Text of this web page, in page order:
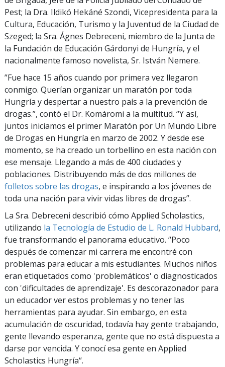
Pest; la Dra. Ildikó Hekáné Szondi, Vicepresidenta para la
Cultura, Educación, Turismo y la Juventud de la Ciudad de
Szeged; la Sra. Ágnes Debreceni, miembro de la Junta de
la Fundación de Educación Gárdonyi de Hungría, y el
nacionalmente famoso novelista, Sr. István Nemere.
”Fue hace 15 años cuando por primera vez llegaron
conmigo. Querían organizar un maratón por toda
Hungría y despertar a nuestro país a la prevención de
drogas.”, contó el Dr. Komáromi a la multitud. “Y así,
juntos iniciamos el primer Maratón por Un Mundo Libre
de Drogas en Hungría en marzo de 2002. Y desde ese
momento, se ha creado un torbellino en esta nación con
ese mensaje. Llegando a más de 400 ciudades y
poblaciones. Distribuyendo más de dos millones de
folletos sobre las drogas, e inspirando a los jóvenes de
toda una nación para vivir vidas libres de drogas”.
La Sra. Debreceni describió cómo Applied Scholastics,
utilizando la Tecnología de Estudio de L. Ronald Hubbard,
fue transformando el panorama educativo. “Poco
después de comenzar mi carrera me encontré con
problemas para educar a mis estudiantes. Muchos niños
eran etiquetados como 'problemáticos' o diagnosticados
con 'dificultades de aprendizaje'. Es descorazonador para
un educador ver estos problemas y no tener las
herramientas para ayudar. Sin embargo, en esta
acumulación de oscuridad, todavía hay gente trabajando,
gente llevando esperanza, gente que no está dispuesta a
darse por vencida. Y conocí esa gente en Applied
Scholastics Hungría“.